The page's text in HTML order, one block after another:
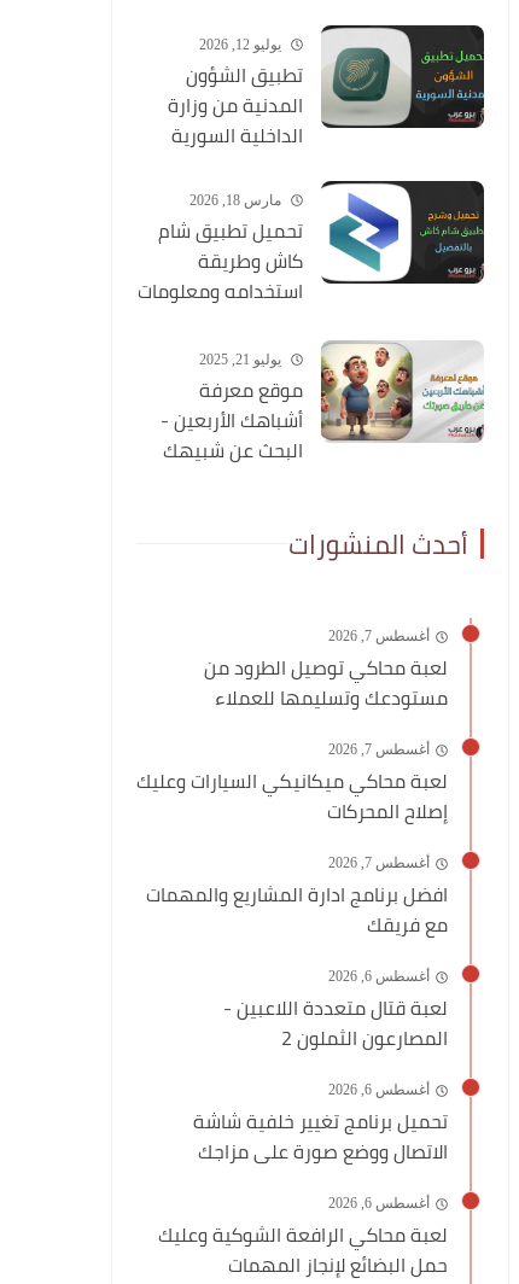
يوليو 12, 2026
تطبيق الشؤون
المدنية من وزارة
الداخلية السورية
مارس 18, 2026
تحميل تطبيق شام
كاش وطريقة
استخدامه ومعلومات
يوليو 21, 2025
موقع معرفة
أشباهك الأربعين -
البحث عن شبيهك
أحدث المنشورات
أغسطس 7, 2026
لعبة محاكي توصيل الطرود من
مستودعك وتسليمها للعملاء
أغسطس 7, 2026
لعبة محاكي ميكانيكي السيارات وعليك
إصلاح المحركات
أغسطس 7, 2026
افضل برنامج ادارة المشاريع والمهمات
مع فريقك
أغسطس 6, 2026
لعبة قتال متعددة اللاعبين -
المصارعون الثملون 2
أغسطس 6, 2026
تحميل برنامج تغيير خلفية شاشة
الاتصال ووضع صورة على مزاجك
أغسطس 6, 2026
لعبة محاكي الرافعة الشوكية وعليك
حمل البضائع لإنجاز المهمات